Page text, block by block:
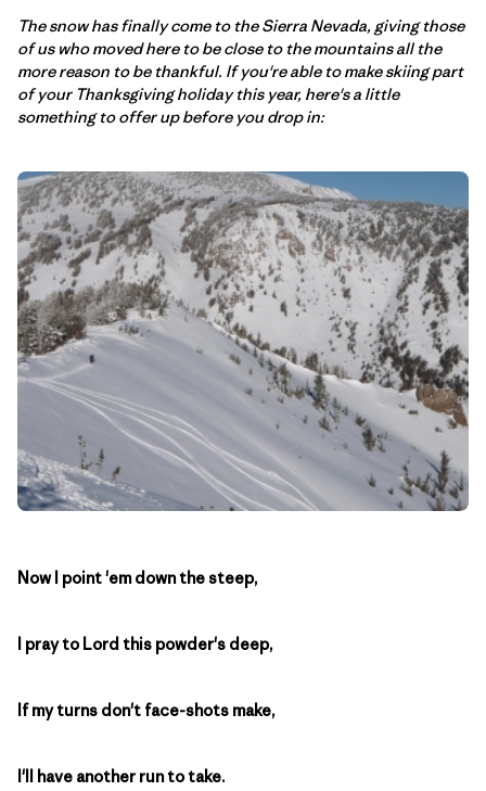
The snow has finally come to the Sierra Nevada, giving those
of us who moved here to be close to the mountains all the
more reason to be thankful. If you're able to make skiing part
of your Thanksgiving holiday this year, here's a little
something to offer up before you drop in:
Now I point 'em down the steep,
I pray to Lord this powder's deep,
If my turns don't face-shots make,
I'll have another run to take.